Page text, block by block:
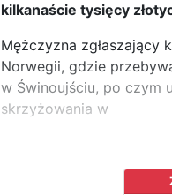
kilkanaście tysięcy
Mężczyzna zgłaszający
Norwegii, gdzie
w Świnoujściu, po czym
skrzyżowania w